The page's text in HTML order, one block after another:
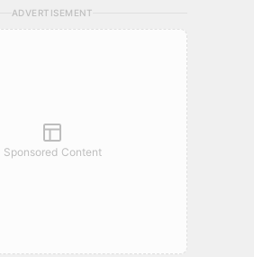
ADVERTISEMENT
Sponsored Content